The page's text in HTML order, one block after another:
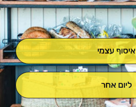
איסוף עצמי
ליום אחר